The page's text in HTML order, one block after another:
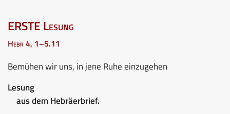
ERSTE Lesung
Hebr 4, 1–5.11
Bemühen wir uns, in jene Ruhe einzugehen
Lesung
aus dem Hebräerbrief.